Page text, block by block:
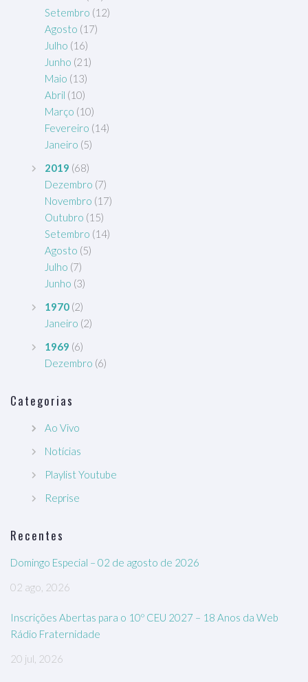
Setembro (12)
Agosto (17)
Julho (16)
Junho (21)
Maio (13)
Abril (10)
Março (10)
Fevereiro (14)
Janeiro (5)
2019 (68)
Dezembro (7)
Novembro (17)
Outubro (15)
Setembro (14)
Agosto (5)
Julho (7)
Junho (3)
1970 (2)
Janeiro (2)
1969 (6)
Dezembro (6)
Categorias
Ao Vivo
Notícias
Playlist Youtube
Reprise
Recentes
Domingo Especial – 02 de agosto de 2026
02 ago, 2026
Inscrições Abertas para o 10º CEU 2027 – 18 Anos da Web
Rádio Fraternidade
20 jul, 2026